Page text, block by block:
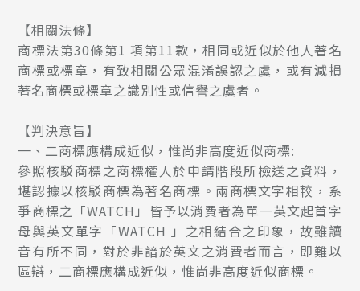
【相關法條】
商標法第30條第1 項第11款，相同或近似於他人著名
商標或標章，有致相關公眾混淆誤認之虞，或有減損
著名商標或標章之識別性或信譽之虞者。
【判決意旨】
一、二商標應構成近似，惟尚非高度近似商標:
參照核駁商標之商標權人於申請階段所檢送之資料，
堪認據以核駁商標為著名商標。兩商標文字相較，系
爭商標之「WATCH」皆予以消費者為單一英文起首字
母與英文單字「WATCH 」之相結合之印象，故雖讀
音有所不同，對於非諳於英文之消費者而言，即難以
區辯，二商標應構成近似，惟尚非高度近似商標。